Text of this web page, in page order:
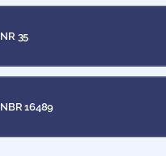
NR 35
NBR 16489